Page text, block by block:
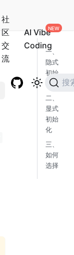
社
区
交
流
AI Vibe
Coding
搜
一、
隐式
初始
化
二、
显式
初始
化
三、
如何
选择